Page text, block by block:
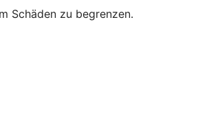
Schäden zu begrenzen.